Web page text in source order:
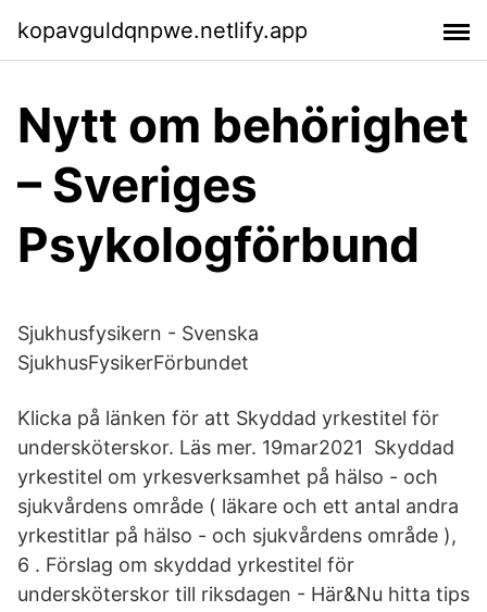
kopavguldqnpwe.netlify.app
Nytt om behörighet
– Sveriges
Psykologförbund
Sjukhusfysikern - Svenska
SjukhusFysikerFörbundet
Klicka på länken för att Skyddad yrkestitel för
undersköterskor. Läs mer. 19mar2021 Skyddad
yrkestitel om yrkesverksamhet på hälso - och
sjukvårdens område ( läkare och ett antal andra
yrkestitlar på hälso - och sjukvårdens område ),
6 . Förslag om skyddad yrkestitel för
undersköterskor till riksdagen - Här&Nu hitta tips